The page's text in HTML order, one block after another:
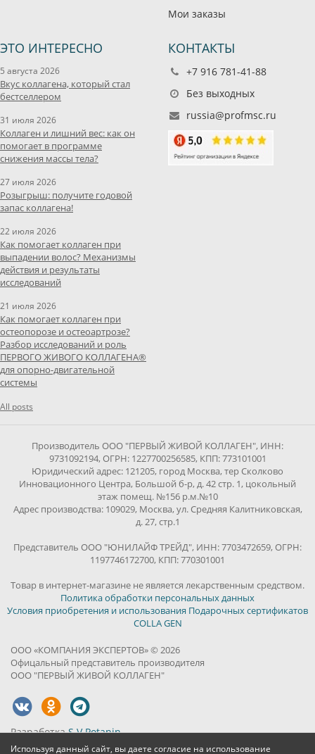
Используя данный сайт, вы даете согласие на использование
Мои заказы
ЭТО ИНТЕРЕСНО
5 августа 2026
Вкус коллагена, который стал
бестселлером
31 июля 2026
Коллаген и лишний вес: как он
помогает в программе
снижения массы тела?
27 июля 2026
Розыгрыш: получите годовой
запас коллагена!
22 июля 2026
Как помогает коллаген при
выпадении волос? Механизмы
действия и результаты
исследований
21 июля 2026
Как помогает коллаген при
остеопорозе и остеоартрозе?
Разбор исследований и роль
ПЕРВОГО ЖИВОГО КОЛЛАГЕНА®
для опорно-двигательной
системы
All posts
КОНТАКТЫ
+7 916 781-41-88
Без выходных
russia@profmsc.ru
Производитель ООО "ПЕРВЫЙ ЖИВОЙ КОЛЛАГЕН", ИНН:
9731092194, ОГРН: 1227700256585, КПП: 773101001
Юридический адрес: 121205, город Москва, тер Сколково
Инновационного Центра, Большой б-р, д. 42 стр. 1, цокольный
этаж помещ. №156 р.м.№10
Адрес производства: 109029, Москва, ул. Средняя Калитниковская,
д. 27, стр.1
Представитель ООО "ЮНИЛАЙФ ТРЕЙД", ИНН: 7703472659, ОГРН:
1197746172700, КПП: 770301001
Товар в интернет-магазине не является лекарственным средством.
Политика обработки персональных данных
Условия приобретения и использования Подарочных сертификатов
COLLA GEN
ООО «КОМПАНИЯ ЭКСПЕРТОВ» © 2026
Офицальный представитель производителя
ООО "ПЕРВЫЙ ЖИВОЙ КОЛЛАГЕН"
РазработкаS.V.Potanin